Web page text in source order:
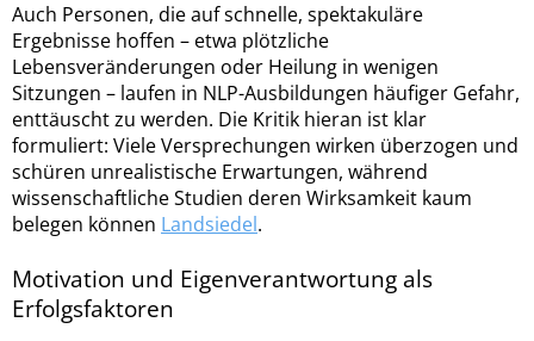
Auch Personen, die auf schnelle, spektakuläre
Ergebnisse hoffen – etwa plötzliche
Lebensveränderungen oder Heilung in wenigen
Sitzungen – laufen in NLP-Ausbildungen häufiger Gefahr,
enttäuscht zu werden. Die Kritik hieran ist klar
formuliert: Viele Versprechungen wirken überzogen und
schüren unrealistische Erwartungen, während
wissenschaftliche Studien deren Wirksamkeit kaum
belegen können Landsiedel.
Motivation und Eigenverantwortung als
Erfolgsfaktoren